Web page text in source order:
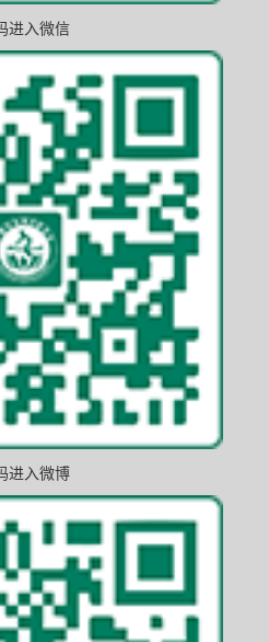
进入微信
进入微博